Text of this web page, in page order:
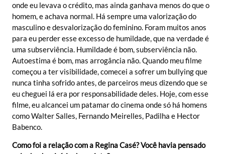
onde eu levava o crédito, mas ainda ganhava menos do que o
homem, e achava normal. Há sempre uma valorização do
masculino e desvalorização do feminino. Foram muitos anos
para eu perder esse excesso de humildade, que na verdade é
uma subserviência. Humildade é bom, subserviência não.
Autoestima é bom, mas arrogância não. Quando meu filme
começou a ter visibilidade, comecei a sofrer um bullying que
nunca tinha sofrido antes, de parceiros meus dizendo que se
eu cheguei lá era por responsabilidade deles. Hoje, com esse
filme, eu alcancei um patamar do cinema onde só há homens
como Walter Salles, Fernando Meirelles, Padilha e Hector
Babenco.
Como foi a relação com a Regina Casé? Você havia pensado